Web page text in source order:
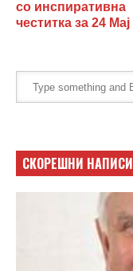
со инспиративна
честитка за 24 Мај
СКОРЕШНИ НАПИСИ